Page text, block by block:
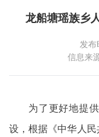
龙船塘瑶族乡
发
信息来
为了更好地提
设，根据《中华人